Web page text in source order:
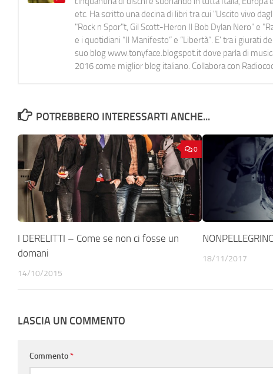
etc. Ha scritto una decina di libri tra cui "Uscito vivo
"Rock n Spor"t, Gil Scott-Heron Il Bob Dylan Nero" e
e i quotidiani “Il Manifesto” e “Libertà”. E' tra i giurati
suo blog www.tonyface.blogspot.it dove parla di
2016 come miglior blog italiano. Collabora con
POTREBBERO INTERESSARTI ANCHE...
0
I DERELITTI – Come se non ci fosse un
domani
14/10/2015
18/11/2017
LASCIA UN COMMENTO
Commento*